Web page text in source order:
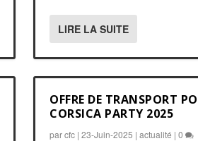
LIRE LA SUITE
OFFRE DE TRANSPORT
CORSICA PARTY 2025
parcfc |23-Juin-2025 |actualité |0